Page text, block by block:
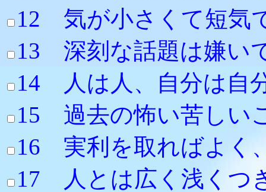
12 気が小さくて短気
13 深刻な話
14 人は人、自分
15 過去の怖い苦し
16 実利を取れば
17 人とは広く浅くつ